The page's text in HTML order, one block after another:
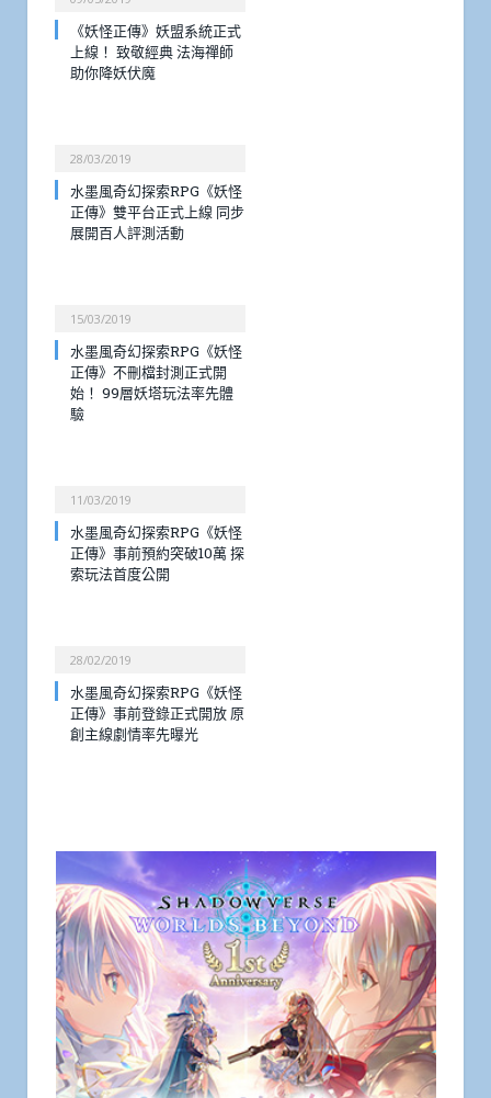
《妖怪正傳》妖盟系統正式
上線！ 致敬經典 法海禪師
助你降妖伏魔
28/03/2019
水墨風奇幻探索RPG《妖怪
正傳》雙平台正式上線 同步
展開百人評測活動
15/03/2019
水墨風奇幻探索RPG《妖怪
正傳》不刪檔封測正式開
始！ 99層妖塔玩法率先體
驗
11/03/2019
水墨風奇幻探索RPG《妖怪
正傳》事前預約突破10萬 探
索玩法首度公開
28/02/2019
水墨風奇幻探索RPG《妖怪
正傳》事前登錄正式開放 原
創主線劇情率先曝光